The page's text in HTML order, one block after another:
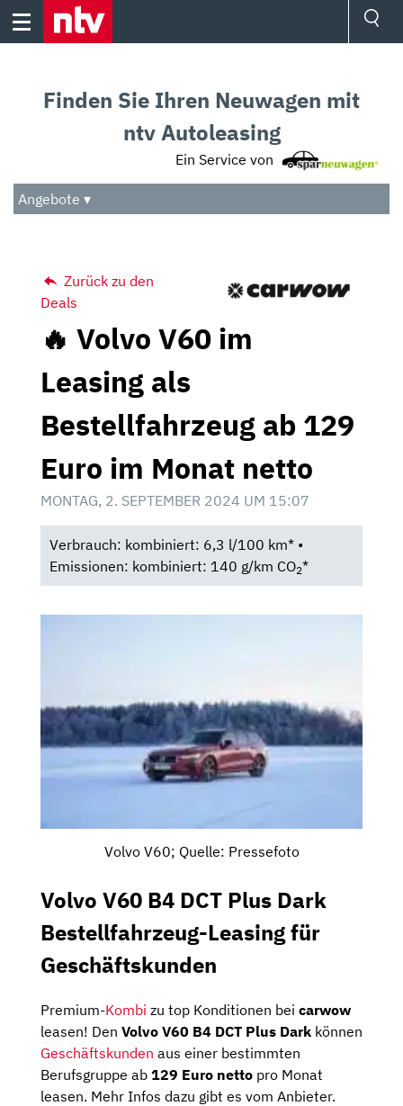
Skip
Audio
Das Beste
Finden Sie Ihren Neuwagen mit
ntv Autoleasing
Ein Service von
Angebote ▾
Zurück zu den
Deals
🔥 Volvo V60 im
Leasing als
Bestellfahrzeug ab 129
Euro im Monat netto
MONTAG, 2. SEPTEMBER 2024 UM 15:07
Verbrauch: kombiniert: 6,3 l/100 km* •
Emissionen: kombiniert: 140 g/km CO2*
Volvo V60; Quelle: Pressefoto
Volvo V60 B4 DCT Plus Dark
Bestellfahrzeug-Leasing für
Geschäftskunden
Premium-Kombi zu top Konditionen bei carwow
leasen! Den Volvo V60 B4 DCT Plus Dark können
Geschäftskunden aus einer bestimmten
Berufsgruppe ab 129 Euro netto pro Monat
leasen. Mehr Infos dazu gibt es vom Anbieter.